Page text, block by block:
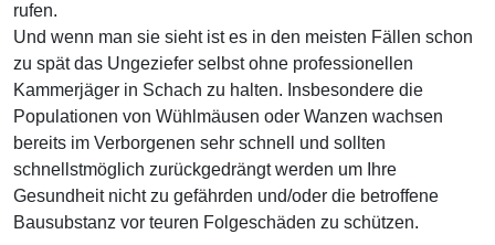
rufen.
Und wenn man sie sieht ist es in den meisten Fällen schon
zu spät das Ungeziefer selbst ohne professionellen
Kammerjäger in Schach zu halten. Insbesondere die
Populationen von Wühlmäusen oder Wanzen wachsen
bereits im Verborgenen sehr schnell und sollten
schnellstmöglich zurückgedrängt werden um Ihre
Gesundheit nicht zu gefährden und/oder die betroffene
Bausubstanz vor teuren Folgeschäden zu schützen.